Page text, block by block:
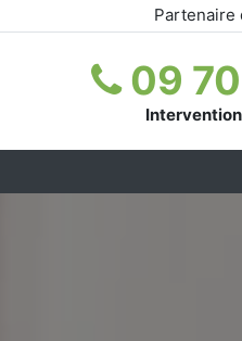
Partenaire
09 70